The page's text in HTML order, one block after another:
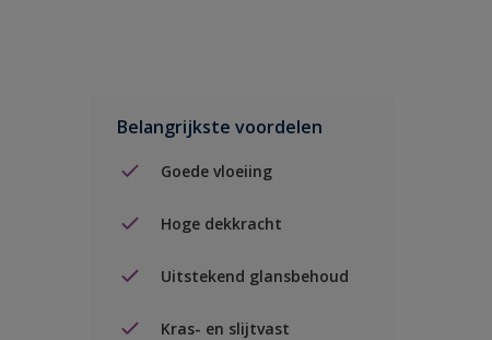
Belangrijkste voordelen
Goede vloeiing
Hoge dekkracht
Uitstekend glansbehoud
Kras- en slijtvast